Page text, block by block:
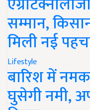
सम्मान,
मिली नई
Lifestyle
बारिश में
घुसेगी नमी,